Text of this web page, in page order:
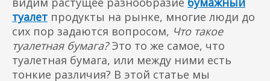
туалет продукты на рынке, многие люди до
сих пор задаются вопросом, Что такое
туалетная бумага?Это то же самое, что
туалетная бумага, или между ними есть
тонкие различия? В этой статье мы